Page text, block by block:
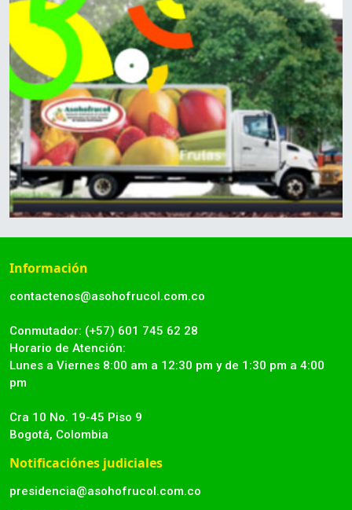
Información
contactenos@asohofrucol.com.co
Conmutador: (+57) 601 745 62 28
Horario de Atención:
Lunes a Viernes 8:00 am a 12:30 pm y de 1:30 pm a 4:00
pm
Cra 10 No. 19-45 Piso 9
Bogotá, Colombia
Notificaciónes judiciales
presidencia@asohofrucol.com.co